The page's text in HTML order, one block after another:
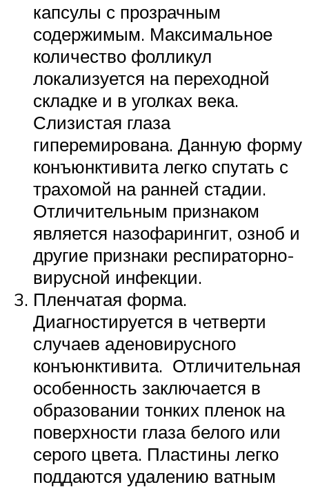
капсулы с прозрачным
содержимым. Максимальное
количество фолликул
локализуется на переходной
складке и в уголках века.
Слизистая глаза
гиперемирована. Данную форму
конъюнктивита легко спутать с
трахомой на ранней стадии.
Отличительным признаком
является назофарингит, озноб и
другие признаки респираторно-
вирусной инфекции.
Пленчатая форма.
Диагностируется в четверти
случаев аденовирусного
конъюнктивита. Отличительная
особенность заключается в
образовании тонких пленок на
поверхности глаза белого или
серого цвета. Пластины легко
поддаются удалению ватным